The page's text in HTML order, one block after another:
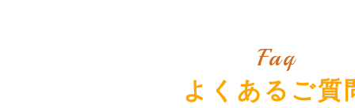
Faq
よくあるご質